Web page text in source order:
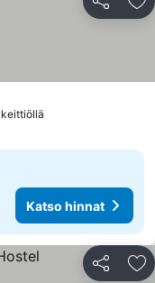
Jaa
Katso hinnat
Jaa